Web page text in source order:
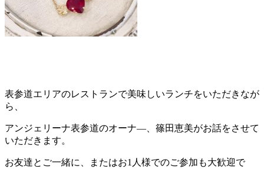
表参道エリアのレストランで美味しいランチをいただきなが
ら、
アンジェリーナ表参道のオーナ―、篠田恵美がお話をさせて
いただきます。
お友達とご一緒に、またはお1人様でのご参加も大歓迎で